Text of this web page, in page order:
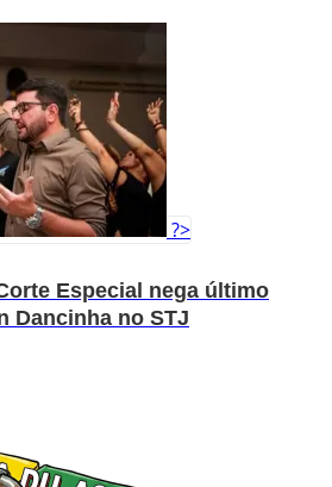
?>
Especial nega último
Dancinha no STJ